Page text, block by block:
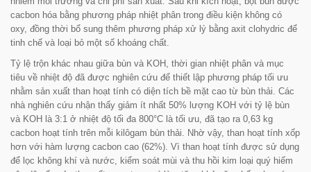
cacbon hóa bằng phương pháp nhiệt phân trong điều kiện không có
oxy, đồng thời bổ sung thêm phương pháp xử lý bằng axit clohydric để
tinh chế và loại bỏ một số khoáng chất.
Tỷ lệ trộn khác nhau giữa bùn và KOH, thời gian nhiệt phân và mục
tiêu về nhiệt độ đã được nghiên cứu để thiết lập phương pháp tối ưu
nhằm sản xuất than hoạt tính có diện tích bề mặt cao từ bùn thải. Các
nhà nghiên cứu nhận thấy giảm ít nhất 50% lượng KOH với tỷ lệ bùn
và KOH là 3:1 ở nhiệt độ tối đa 800°C là tối ưu, đã tạo ra 0,63 kg
cacbon hoạt tính trên mỗi kilôgam bùn thải. Nhờ vậy, than hoạt tính xốp
hơn với hàm lượng cacbon cao (62%). Vì than hoạt tính được sử dụng
để lọc không khí và nước, kiểm soát mùi và thu hồi kim loại quý hiếm